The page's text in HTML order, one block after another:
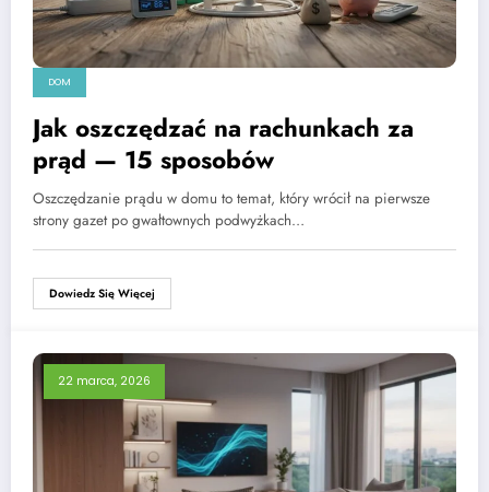
DOM
Jak oszczędzać na rachunkach za
prąd — 15 sposobów
Oszczędzanie prądu w domu to temat, który wrócił na pierwsze
strony gazet po gwałtownych podwyżkach…
Dowiedz Się Więcej
22 marca, 2026